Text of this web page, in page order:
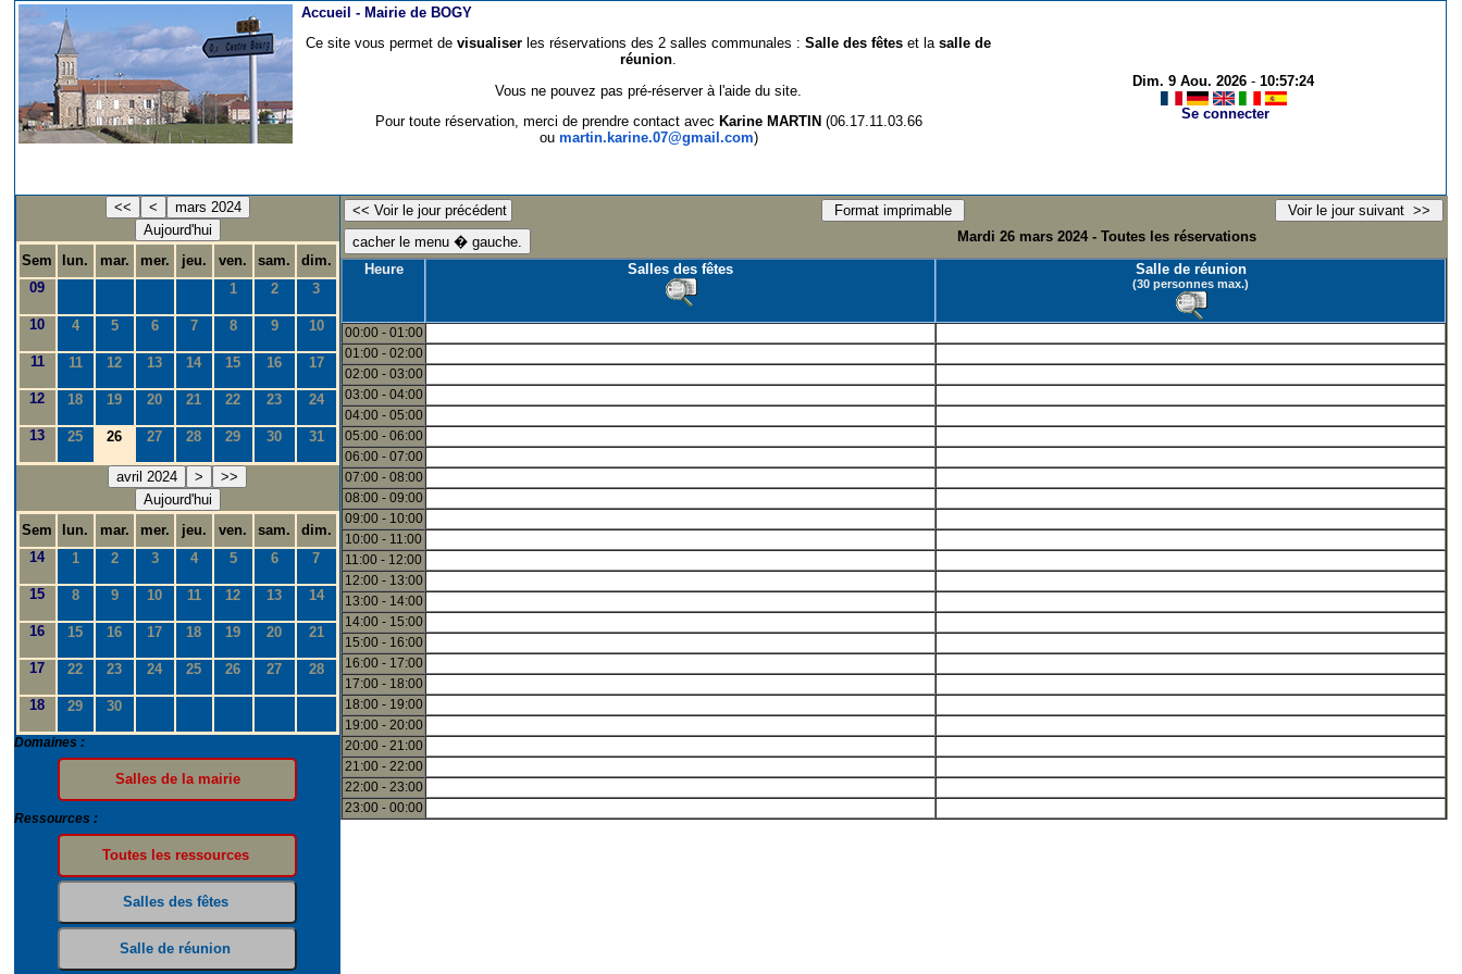
Accueil - Mairie de BOGY
Ce site vous permet devisualiser les réservations des 2 salles communales :Salle des fêtes et lasalle de
réunion.
Vous ne pouvez pas pré-réserver à l'aide du site.
Pour toute réservation, merci de prendre contact avec Karine MARTIN (06.17.11.03.66
ou martin.karine.07@gmail.com)
Dim. 9 Aou. 2026 -10:57:24
Se connecter
<< <
mars 2024
Aujourd'hui
Sem
lun. mar. mer. jeu. ven. sam.
dim.
09
1 2 3
10 4 5 6 7 8 9 10
11 11 12 13 14 15 16 17
12 18 19 20 21 22 23 24
13 25 26 27 28 29 30 31
avril 2024 >
>>
Aujourd'hui
Sem
lun. mar. mer. jeu. ven. sam.
dim.
14
1 2 3 4 5 6 7
15 8 9 10 11 12 13 14
16 15 16 17 18 19 20 21
17 22 23 24 25 26 27 28
18 29 30
Domaines :
Ressources :
Mardi 26 mars 2024 - Toutes les réservations
Heure
Salles des fêtes Salle de réunion
(30 personnes max.)
00:00 - 01:00
01:00 - 02:00
02:00 - 03:00
03:00 - 04:00
04:00 - 05:00
05:00 - 06:00
06:00 - 07:00
07:00 - 08:00
08:00 - 09:00
09:00 - 10:00
10:00 - 11:00
11:00 - 12:00
12:00 - 13:00
13:00 - 14:00
14:00 - 15:00
15:00 - 16:00
16:00 - 17:00
17:00 - 18:00
18:00 - 19:00
19:00 - 20:00
20:00 - 21:00
21:00 - 22:00
22:00 - 23:00
23:00 - 00:00